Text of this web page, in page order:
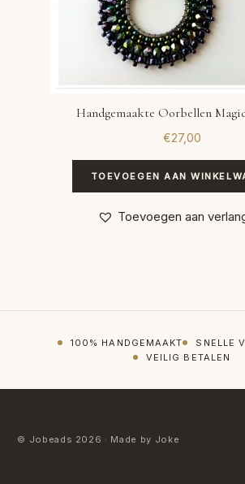
Handgemaakte Oorbellen
€27,00
TOEVOEGEN AAN
Toevoegen aan
100% HANDGEMAAKT
SNELLE
VEILIG BETALEN
© Jobeads 2026 · Made by Joke